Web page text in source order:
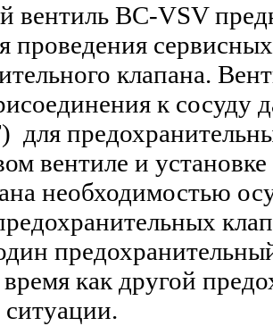
вентиль BC-VSV
проведения
клапана.
к сосуду
для
вентиле и
необходимостью
время как другой